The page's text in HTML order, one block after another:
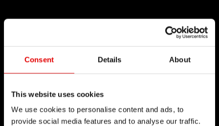
Consent Details About
This website uses cookies
We use cookies to personalise content and ads, to
provide social media features and to analyse our traffic.